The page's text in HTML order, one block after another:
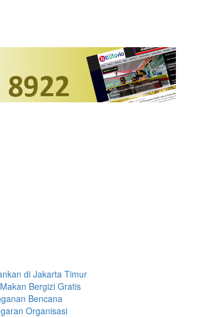
di Jakarta Timur
Bergizi Gratis
Bencana
Organisasi